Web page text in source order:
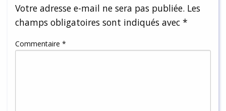
Votre adresse e-mail ne sera pas publiée. Les
champs obligatoires sont indiqués avec *
Commentaire *